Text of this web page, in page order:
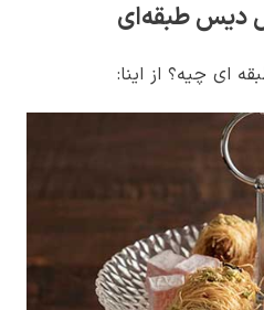
ای چیه؟ از اینا: